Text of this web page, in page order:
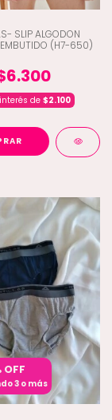
SLIP ALGODON
EMBUTIDO (H7-650)
de $2.100
OFF
3 o más